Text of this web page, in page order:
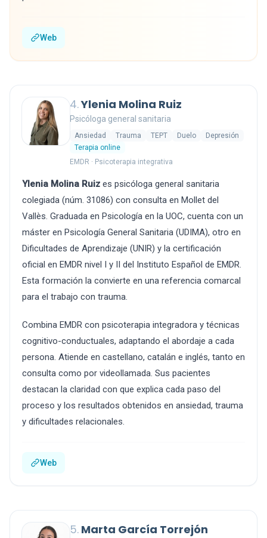
Web
4.Ylenia Molina Ruiz
Psicóloga general sanitaria
Ansiedad Trauma TEPT Duelo
Depresión
Terapia online
EMDR · Psicoterapia integrativa
Ylenia Molina Ruiz es psicóloga general sanitaria
colegiada (núm. 31086) con consulta en Mollet del
Vallès. Graduada en Psicología en la UOC, cuenta con un
máster en Psicología General Sanitaria (UDIMA), otro en
Dificultades de Aprendizaje (UNIR) y la certificación
oficial en EMDR nivel I y II del Instituto Español de EMDR.
Esta formación la convierte en una referencia comarcal
para el trabajo con trauma.
Combina EMDR con psicoterapia integradora y técnicas
cognitivo-conductuales, adaptando el abordaje a cada
persona. Atiende en castellano, catalán e inglés, tanto en
consulta como por videollamada. Sus pacientes
destacan la claridad con que explica cada paso del
proceso y los resultados obtenidos en ansiedad, trauma
y dificultades relacionales.
Web
5. Marta García Torrejón